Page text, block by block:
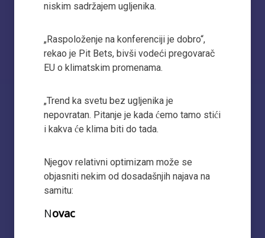
niskim sadržajem ugljenika.
„Raspoloženje na konferenciji je dobro“,
rekao je Pit Bets, bivši vodeći pregovarač
EU o klimatskim promenama.
„Trend ka svetu bez ugljenika je
nepovratan. Pitanje je kada ćemo tamo stići
i kakva će klima biti do tada.
Njegov relativni optimizam može se
objasniti nekim od dosadašnjih najava na
samitu:
Novac